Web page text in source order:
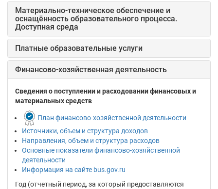
Материально-техническое обеспечение и
оснащённость образовательного процесса.
Доступная среда
Платные образовательные услуги
Финансово-хозяйственная деятельность
Cведения о поступлении и расходовании финансовых и
материальных средств
План финансово-хозяйственной деятельности
Источники, объем и структура доходов
Направления, объем и структура расходов
Основные показатели финансово-хозяйственной
деятельности
Информация на сайте bus.gov.ru
Год (отчетный период, за который предоставляются